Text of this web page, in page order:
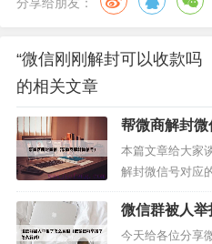
“微信刚刚解封可以收款吗
的相关文章
帮微商解封微
本篇文章给大家
解封微信号对应
不要忘了收藏本
信辅助解封怎么
吗?3、我帮别人
微信群被人
报了怎么解封
今天给各位分享